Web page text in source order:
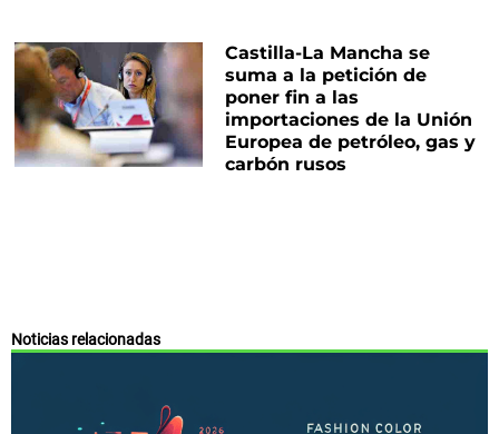
Castilla-La Mancha se
suma a la petición de
poner fin a las
importaciones de la Unión
Europea de petróleo, gas y
carbón rusos
Noticias relacionadas